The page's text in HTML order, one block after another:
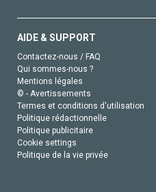
AIDE & SUPPORT
Contactez-nous / FAQ
Qui sommes-nous ?
Mentions légales
© - Avertissements
Termes et conditions d'utilisation
Politique rédactionnelle
Politique publicitaire
Cookie settings
Politique de la vie privée